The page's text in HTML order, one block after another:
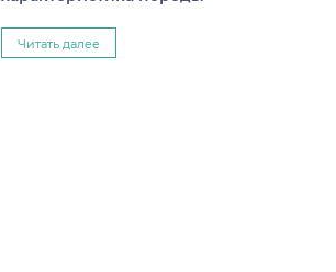
Читать далее